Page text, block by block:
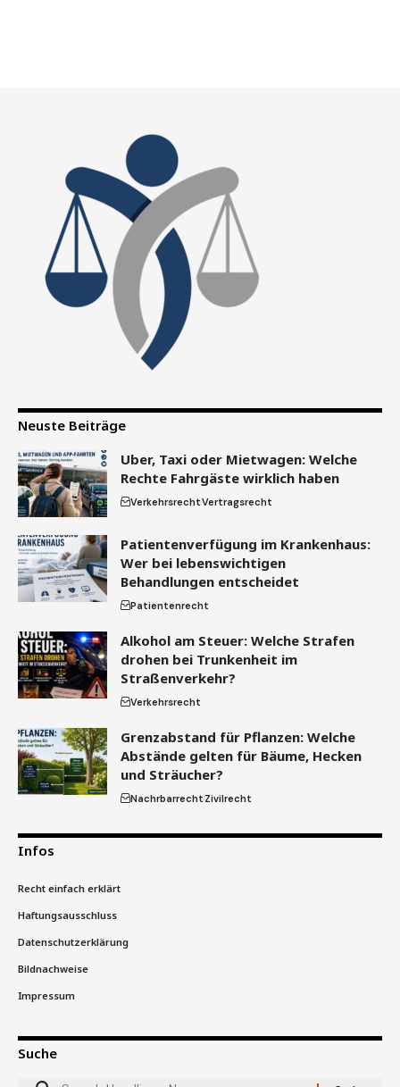
Neuste Beiträge
Uber, Taxi oder Mietwagen: Welche
Rechte Fahrgäste wirklich haben
VerkehrsrechtVertragsrecht
Patientenverfügung im Krankenhaus:
Wer bei lebenswichtigen
Behandlungen entscheidet
Patientenrecht
Alkohol am Steuer: Welche Strafen
drohen bei Trunkenheit im
Straßenverkehr?
Verkehrsrecht
Grenzabstand für Pflanzen: Welche
Abstände gelten für Bäume, Hecken
und Sträucher?
NachrbarrechtZivilrecht
Infos
Recht einfach erklärt
Haftungsausschluss
Datenschutzerklärung
Bildnachweise
Impressum
Suche